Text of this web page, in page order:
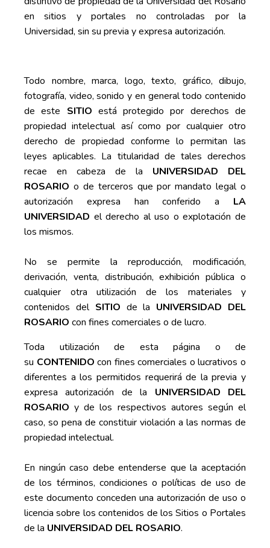
en sitios y portales no controladas por la
Universidad, sin su previa y expresa autorización.
Todo nombre, marca, logo, texto, gráfico, dibujo,
fotografía, video, sonido y en general todo contenido
de este SITIO está protegido por derechos de
propiedad intelectual así como por cualquier otro
derecho de propiedad conforme lo permitan las
leyes aplicables. La titularidad de tales derechos
recae en cabeza de la UNIVERSIDAD DEL
ROSARIO o de terceros que por mandato legal o
autorización expresa han conferido a LA
UNIVERSIDAD el derecho al uso o explotación de
los mismos.
No se permite la reproducción, modificación,
derivación, venta, distribución, exhibición pública o
cualquier otra utilización de los materiales y
contenidos del SITIO de la UNIVERSIDAD DEL
ROSARIO con fines comerciales o de lucro.
Toda utilización de esta página o de
su CONTENIDO con fines comerciales o lucrativos o
diferentes a los permitidos requerirá de la previa y
expresa autorización de la UNIVERSIDAD DEL
ROSARIO y de los respectivos autores según el
caso, so pena de constituir violación a las normas de
propiedad intelectual.
En ningún caso debe entenderse que la aceptación
de los términos, condiciones o políticas de uso de
este documento conceden una autorización de uso o
licencia sobre los contenidos de los Sitios o Portales
de la UNIVERSIDAD DEL ROSARIO.